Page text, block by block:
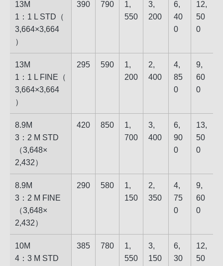
13M
1：1 L STD​（​
3,664​×​3,664​
）
390 790
1,​
55​0
3,​
20​0
6,​
40​
0
12,​
50​
0
13M
1：1 L FINE​（​
3,664​×​3,664​
）
295 590
1,​
20​0
2,​
40​0
4,​
85​
0
9,​
60​
0
8.9M
3：2 M STD​
（​3,648​×​
2,432​）
420 850
1,​
70​0
3,​
40​0
6,​
90​
0
13,​
50​
0
8.9M
3：2 M FINE​
（​3,648​×​
2,432​）
290 580
1,​
15​0
2,​
35​0
4,​
75​
0
9,​
60​
0
10M
4：3 M STD​
385 780
1,​
55​0
3,​
15​0
6,​
30​
12,​
50​